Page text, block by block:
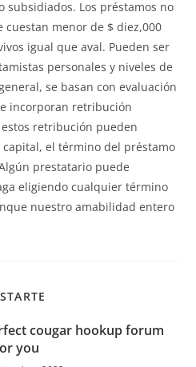
subsidiados. Los préstamos no
menor de $ diez,000
igual que aval. Pueden ser
personales y niveles de
se basan con evaluación
incorporan retribución
retribución pueden
el término del préstamo
prestatario puede
eligiendo cualquier término
nuestro amabilidad entero
cougar hookup forum
you